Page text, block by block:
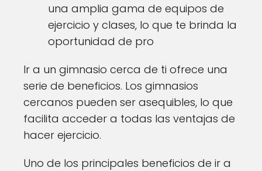
una amplia gama de equipos de
ejercicio y clases, lo que te brinda la
oportunidad de pro
Ir a un gimnasio cerca de ti ofrece una
serie de beneficios. Los gimnasios
cercanos pueden ser asequibles, lo que
facilita acceder a todas las ventajas de
hacer ejercicio.
Uno de los principales beneficios de ir a